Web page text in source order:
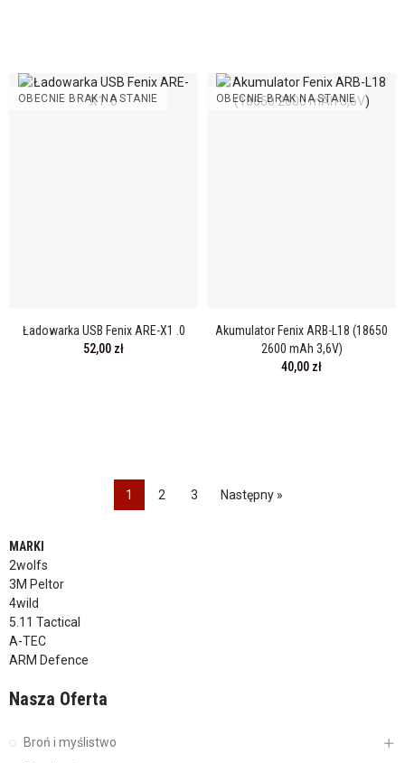
OBECNIE BRAK NA STANIE
Ładowarka USB Fenix ARE-X1 .0
52,00 zł
OBECNIE BRAK NA STANIE
Akumulator Fenix ARB-L18 (18650
2600 mAh 3,6V)
40,00 zł
1 2 3 Następny »
MARKI
2wolfs
3M Peltor
4wild
5.11 Tactical
A-TEC
ARM Defence
Nasza Oferta
Broń i myślistwo